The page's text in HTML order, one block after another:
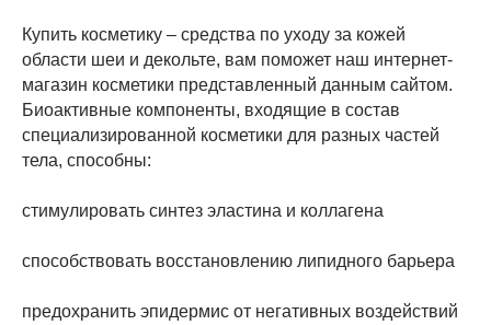
Купить косметику – средства по уходу за кожей
области шеи и декольте, вам поможет наш интернет-
магазин косметики представленный данным сайтом.
Биоактивные компоненты, входящие в состав
специализированной косметики для разных частей
тела, способны:
стимулировать синтез эластина и коллагена
способствовать восстановлению липидного барьера
предохранить эпидермис от негативных воздействий